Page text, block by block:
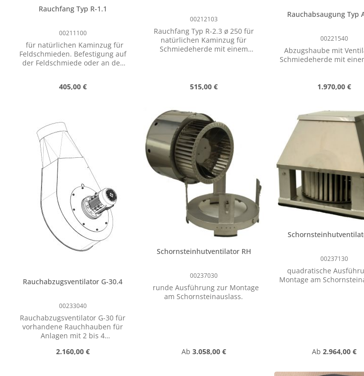
Rauchfang Typ R-1.1
00211100
für natürlichen Kaminzug für
Feldschmieden. Befestigung auf
der Feldschmiede oder an der
Ausgangsstutzen mit Klappe,
Regulärer Preis:
405,00 €
Produkt Anzahl: Gib den gewünschten Wert ein oder
00212103
Rauchfang Typ R-2.3 ø 250 für
natürlichen Kaminzug für
Schmiedeherde mit einem
mm, Höhe 1030 mm,
mm
Regulärer Preis:
515,00 €
Produkt Anzahl: Gib den
Stk
Rauchabsaugung Typ
00221540
Abzugshaube mit
Schmiedeherde mit
Regulärer
1.970,00 €
Rauchabzugsventilator G-30.4
00233040
Rauchabzugsventilator G-30 für
vorhandene Rauchhauben für
Anlagen mit 2 bis 4
Regulärer Preis:
2.160,00 €
Schornsteinhutventilator RH
00237030
runde Ausführung zur Montage
am Schornsteinauslass.
Regulärer Preis:
Ab 3.058,00 €
00237130
quadratische
Montage am
Regulärer Preis:
Ab2.964,00 €